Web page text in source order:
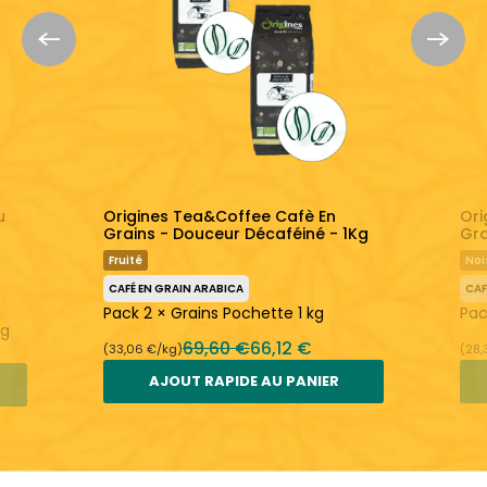
Toute la journée
Origines Tea&Coffee Thé Noir
Origines Tea&Coffee Cafè En
Grains - Douceur Décaféiné - 1Kg
Fruité
CAFÉ EN GRAIN ARABICA
Pack 2 × Grains Pochette 1 kg
(33,06 €/kg)69,60 €66,12 €
AJOUT RAPIDE AU PANIER